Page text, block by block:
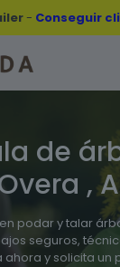
- Conseguir
de
,
podar y talar
seguros,
ahora y solicita un